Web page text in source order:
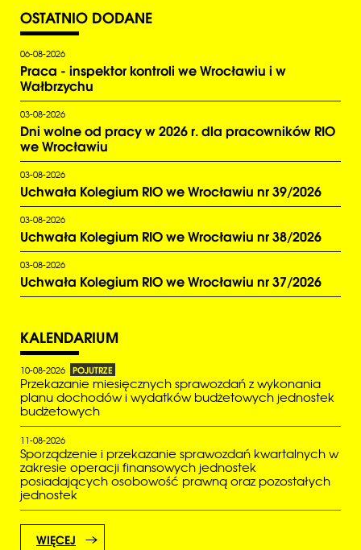
OSTATNIO DODANE
06-08-2026
Praca - inspektor kontroli we Wrocławiu i w
Wałbrzychu
03-08-2026
Dni wolne od pracy w 2026 r. dla pracowników RIO
we Wrocławiu
03-08-2026
Uchwała Kolegium RIO we Wrocławiu nr 39/2026
03-08-2026
Uchwała Kolegium RIO we Wrocławiu nr 38/2026
03-08-2026
Uchwała Kolegium RIO we Wrocławiu nr 37/2026
KALENDARIUM
10-08-2026 POJUTRZE
Przekazanie miesięcznych sprawozdań z wykonania
planu dochodów i wydatków budżetowych jednostek
budżetowych
11-08-2026
Sporządzenie i przekazanie sprawozdań kwartalnych w
zakresie operacji finansowych jednostek
posiadających osobowość prawną oraz pozostałych
jednostek
WIĘCEJ